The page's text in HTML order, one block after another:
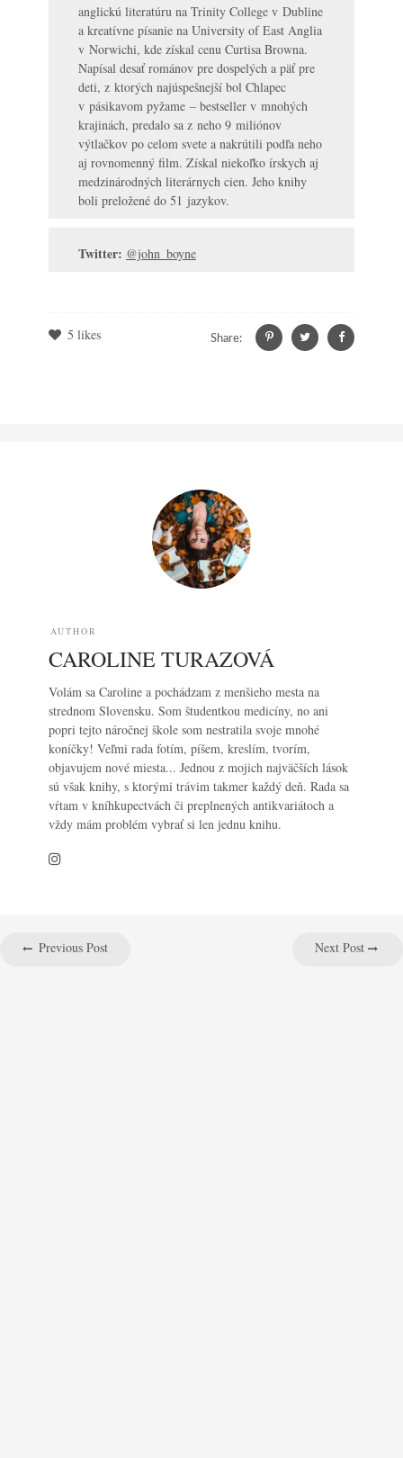
anglickú literatúru na Trinity College v Dubline
a kreatívne písanie na University of East Anglia
v Norwichi, kde získal cenu Curtisa Browna.
Napísal desať románov pre dospelých a päť pre
deti, z ktorých najúspešnejší bol Chlapec
v pásikavom pyžame – bestseller v mnohých
krajinách, predalo sa z neho 9 miliónov
výtlačkov po celom svete a nakrútili podľa neho
aj rovnomenný film. Získal niekoľko írskych aj
medzinárodných literárnych cien. Jeho knihy
boli preložené do 51 jazykov.
Twitter: @john_boyne
5 likes Share:
AUTHOR
CAROLINE TURAZOVÁ
Volám sa Caroline a pochádzam z menšieho mesta na
strednom Slovensku. Som študentkou medicíny, no ani
popri tejto náročnej škole som nestratila svoje mnohé
koníčky! Veľmi rada fotím, píšem, kreslím, tvorím,
objavujem nové miesta... Jednou z mojich najväčších lások
sú však knihy, s ktorými trávim takmer každý deň. Rada sa
vŕtam v kníhkupectvách či preplnených antikvariátoch a
vždy mám problém vybrať si len jednu knihu.
Previous Post Next Post